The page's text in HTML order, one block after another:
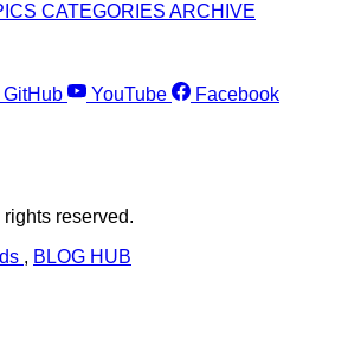
CATEGORIES ARCHIVE
GitHub YouTube
Facebook
reserved.
, BLOG HUB